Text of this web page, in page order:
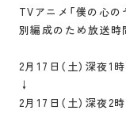
TVアニメ「僕の心の
別編成のため放送時
2月17日（土）深夜1
↓
2月17日（土）深夜2